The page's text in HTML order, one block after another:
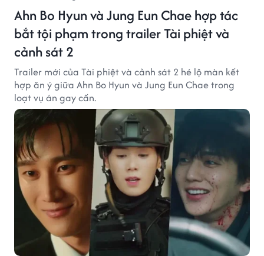
Ahn Bo Hyun và Jung Eun Chae hợp tác
bắt tội phạm trong trailer Tài phiệt và
cảnh sát 2
Trailer mới của Tài phiệt và cảnh sát 2 hé lộ màn kết
hợp ăn ý giữa Ahn Bo Hyun và Jung Eun Chae trong
loạt vụ án gay cấn.